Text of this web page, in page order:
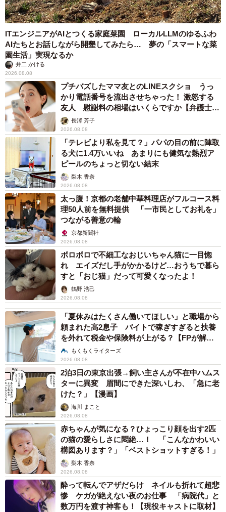
ITエンジニアがAIとつくる家庭菜園 ローカルLLMのゆるふわ
AIたちとお話しながら開墾してみたら… 夢の「スマートな菜
園生活」実現なるか
井二 かける
2026.08.08
プチバズしたママ友とのLINEスクショ うっ
かり電話番号を流出させちゃった！ 激怒する
友人 慰謝料の相場はいくらですか【弁護士が
解説】長澤 芳子
2026.08.08
「テレビより私を見て？」パパの目の前に陣取
る犬に1.4万いいね あまりにも健気な熱烈ア
ピールのちょっと切ない結末
梨木 香奈
2026.08.08
太っ腹！京都の老舗中華料理店がフルコース料
理50人前を無料提供 「一市民としてお礼を」
つながる善意の輪
京都新聞社
2026.08.08
ボロボロで不細工なおじいちゃん猫に一目惚
れ エイズだし手がかかるけど…おうちで暮ら
すと「おじ猫」だって可愛くなったよ！
鶴野 浩己
2026.08.08
「夏休みはたくさん働いてほしい」と職場から
頼まれた高2息子 バイトで稼ぎすぎると扶養
を外れて税金や保険料が上がる？【FPが解
説】もくもくライターズ
2026.08.08
2泊3日の東京出張→飼い主さんが不在中ハムス
ターに異変 眉間にできた深いしわ、「急に老
けた？」【漫画】
海川 まこと
2026.08.08
赤ちゃんが気になる？ひょっこり顔を出す2匹
の猫の愛らしさに悶絶…！ 「こんなかわいい
構図あります？」「ベストショットすぎる！」
梨木 香奈
2026.08.08
酔って転んでアザだらけ ネイルも折れて超悲
惨 ケガが絶えない夜のお仕事 「病院代」と
数万円を渡す神客も！【現役キャストに取材】